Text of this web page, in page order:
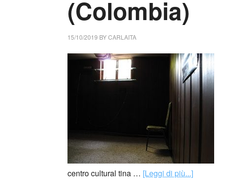
(Colombia)
15/10/2019 BYCARLAITA
centro cultural tina … [Leggi di più...]